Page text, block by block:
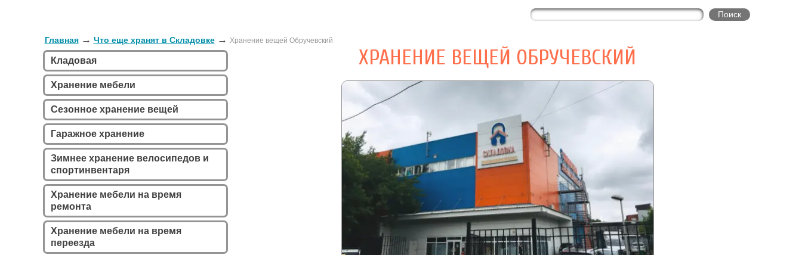
Главная→ Что еще хранят в Складовке→ Хранение вещей Обручевский
Кладовая
Хранение мебели
Сезонное хранение вещей
Гаражное хранение
Зимнее хранение велосипедов и
спортинвентаря
Хранение мебели на время
ремонта
Хранение мебели на время
переезда
ХРАНЕНИЕ ВЕЩЕЙ ОБРУЧЕВСКИЙ